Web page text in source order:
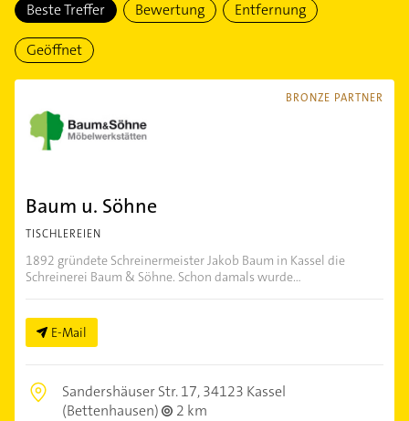
Beste Treffer Bewertung Entfernung
Geöffnet
BRONZE PARTNER
Baum u. Söhne
TISCHLEREIEN
1892 gründete Schreinermeister Jakob Baum in Kassel die
Schreinerei Baum & Söhne. Schon damals wurde...
E-Mail
Sandershäuser Str. 17,34123 Kassel
(Bettenhausen)
2 km